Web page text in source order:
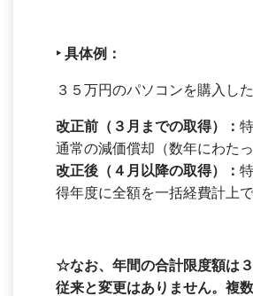
‣ 具体例：
３５万円のパソコンを購入し
改正前（３月までの取得）：
通常の減価償却（数年にわたっ
改正後（４月以降の取得）：
得年度に全額を一括経費計上
☆なお、年間の合計限度額は３
従来と変更はありません。複